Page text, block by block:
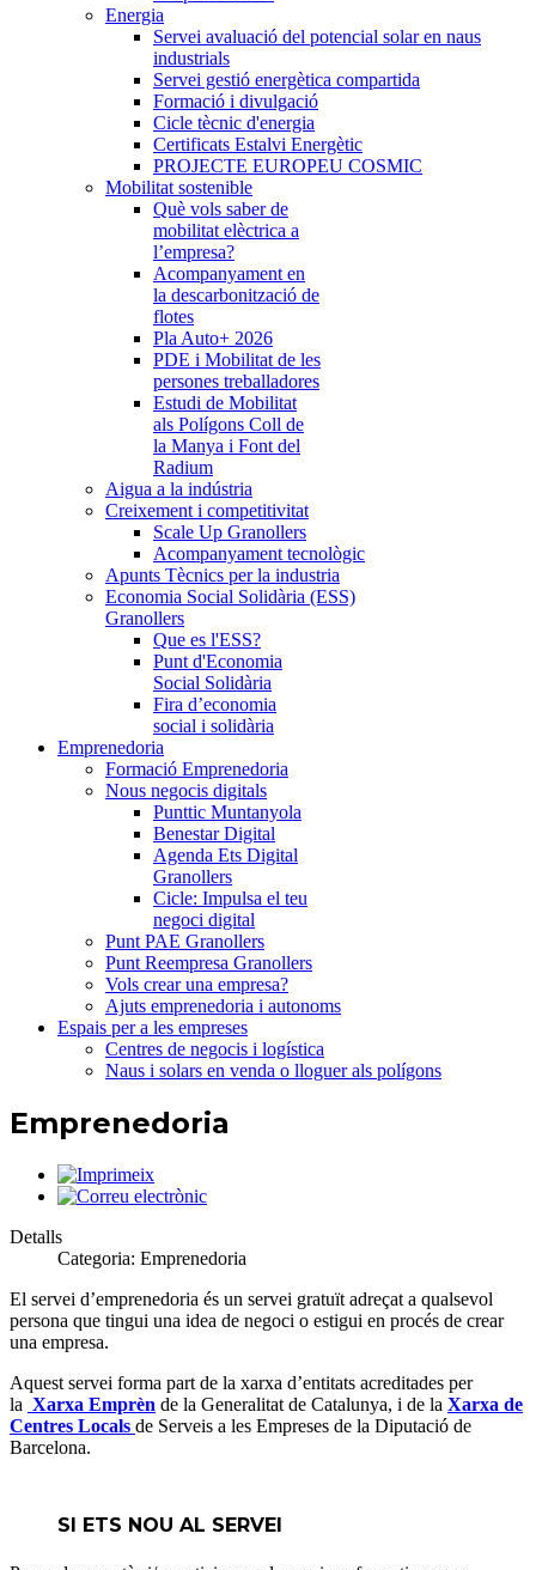
Energia
Servei avaluació del potencial solar en naus
industrials
Servei gestió energètica compartida
Formació i divulgació
Cicle tècnic d'energia
Certificats Estalvi Energètic
PROJECTE EUROPEU COSMIC
Mobilitat sostenible
Què vols saber de
mobilitat elèctrica a
l’empresa?
Acompanyament en
la descarbonització de
flotes
Pla Auto+ 2026
PDE i Mobilitat de les
persones treballadores
Estudi de Mobilitat
als Polígons Coll de
la Manya i Font del
Radium
Aigua a la indústria
Creixement i competitivitat
Scale Up Granollers
Acompanyament tecnològic
Apunts Tècnics per la industria
Economia Social Solidària (ESS)
Granollers
Que es l'ESS?
Punt d'Economia
Social Solidària
Fira d’economia
social i solidària
Emprenedoria
Formació Emprenedoria
Nous negocis digitals
Punttic Muntanyola
Benestar Digital
Agenda Ets Digital
Granollers
Cicle: Impulsa el teu
negoci digital
Punt PAE Granollers
Punt Reempresa Granollers
Vols crear una empresa?
Ajuts emprenedoria i autonoms
Espais per a les empreses
Centres de negocis i logística
Naus i solars en venda o lloguer als polígons
Emprenedoria
Detalls
Categoria: Emprenedoria
El servei d’emprenedoria és un servei gratuït adreçat a qualsevol
persona que tingui una idea de negoci o estigui en procés de crear
una empresa.
Aquest servei forma part de la xarxa d’entitats acreditades per
la Xarxa Emprèn de la Generalitat de Catalunya, i de la Xarxa de
Centres Locals de Serveis a les Empreses de la Diputació de
Barcelona.
SI ETS NOU AL SERVEI